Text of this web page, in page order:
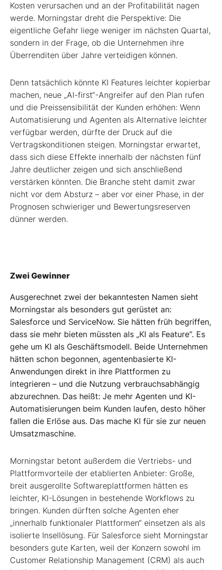
Kosten verursachen und an der Profitabilität nagen
werde. Morningstar dreht die Perspektive: Die
eigentliche Gefahr liege weniger im nächsten Quartal,
sondern in der Frage, ob die Unternehmen ihre
Überrenditen über Jahre verteidigen können.
Denn tatsächlich könnte KI Features leichter kopierbar
machen, neue „AI-first“-Angreifer auf den Plan rufen
und die Preissensibilität der Kunden erhöhen: Wenn
Automatisierung und Agenten als Alternative leichter
verfügbar werden, dürfte der Druck auf die
Vertragskonditionen steigen. Morningstar erwartet,
dass sich diese Effekte innerhalb der nächsten fünf
Jahre deutlicher zeigen und sich anschließend
verstärken könnten. Die Branche steht damit zwar
nicht vor dem Absturz – aber vor einer Phase, in der
Prognosen schwieriger und Bewertungsreserven
dünner werden.
Zwei Gewinner
Ausgerechnet zwei der bekanntesten Namen sieht
Morningstar als besonders gut gerüstet an:
Salesforce und ServiceNow. Sie hätten früh begriffen,
dass sie mehr bieten müssten als „KI als Feature“. Es
gehe um KI als Geschäftsmodell. Beide Unternehmen
hätten schon begonnen, agentenbasierte KI-
Anwendungen direkt in ihre Plattformen zu
integrieren – und die Nutzung verbrauchsabhängig
abzurechnen. Das heißt: Je mehr Agenten und KI-
Automatisierungen beim Kunden laufen, desto höher
fallen die Erlöse aus. Das mache KI für sie zur neuen
Umsatzmaschine.
Morningstar betont außerdem die Vertriebs- und
Plattformvorteile der etablierten Anbieter: Große,
breit ausgerollte Softwareplattformen hätten es
leichter, KI-Lösungen in bestehende Workflows zu
bringen. Kunden dürften solche Agenten eher
„innerhalb funktionaler Plattformen“ einsetzen als als
isolierte Insellösung. Für Salesforce sieht Morningstar
besonders gute Karten, weil der Konzern sowohl im
Customer Relationship Management (CRM) als auch